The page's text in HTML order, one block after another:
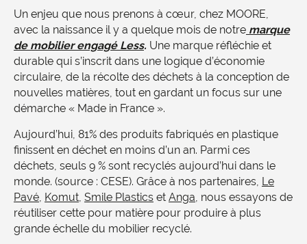
Un enjeu que nous prenons à cœur, chez MOORE,
avec la naissance il y a quelque mois de notre marque
de mobilier engagé Less. Une marque réfléchie et
durable qui s’inscrit dans une logique d’économie
circulaire, de la récolte des déchets à la conception de
nouvelles matières, tout en gardant un focus sur une
démarche « Made in France ».
Aujourd’hui, 81% des produits fabriqués en plastique
finissent en déchet en moins d’un an. Parmi ces
déchets, seuls 9 % sont recyclés aujourd’hui dans le
monde. (source : CESE). Grâce à nos partenaires, Le
Pavé, Komut, Smile Plastics et Anga, nous essayons de
réutiliser cette pour matière pour produire à plus
grande échelle du mobilier recyclé.